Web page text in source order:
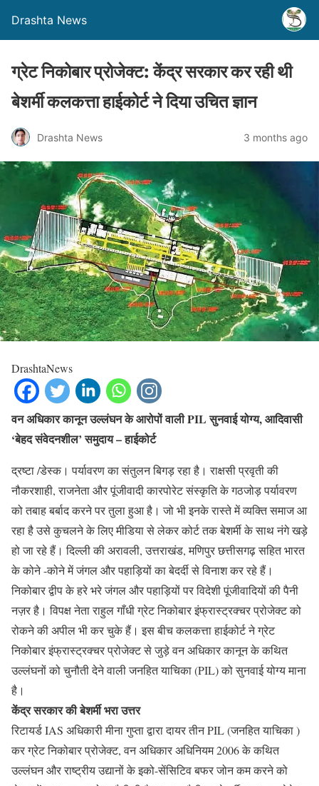
Drashta News
ग्रेट निकोबार प्रोजेक्ट: केंद्र सरकार कर रही थी
बेशर्मी कलकत्ता हाईकोर्ट ने दिया उचित ज्ञान
Drashta News 3 months ago
DrashtaNews
वन अधिकार कानून उल्लंघन के आरोपों वाली PIL सुनवाई योग्य, आदिवासी
‘बेहद संवेदनशील’ समुदाय – हाईकोर्ट
द्रष्टा /डेस्क। पर्यावरण का संतुलन बिगड़ रहा है। राक्षसी प्रवृती की
नौकरशाही, राजनेता और पूंजीवादी कारपोरेट संस्कृति के गठजोड़ पर्यावरण
को तबाह बर्बाद करने पर तुला हुआ है। जो भी इनके रास्ते में व्यक्ति समाज आ
रहा है उसे कुचलने के लिए मीडिया से लेकर कोर्ट तक बेशर्मी के साथ नंगे खड़े
हो जा रहे हैं। दिल्ली की अरावली, उत्तराखंड, मणिपुर छत्तीसगढ़ सहित भारत
के कोने -कोने में जंगल और पहाड़ियों का बेदर्दी से विनाश कर रहे हैं।
निकोबार द्वीप के हरे भरे जंगल और पहाड़ियों पर विदेशी पूंजीवादियों की पैनी
नज़र है। विपक्ष नेता राहुल गाँधी ग्रेट निकोबार इंफ्रास्ट्रक्चर प्रोजेक्ट को
रोकने की अपील भी कर चुके हैं। इस बीच कलकत्ता हाईकोर्ट ने ग्रेट
निकोबार इंफ्रास्ट्रक्चर प्रोजेक्ट से जुड़े वन अधिकार कानून के कथित
उल्लंघनों को चुनौती देने वाली जनहित याचिका (PIL) को सुनवाई योग्य माना
है।
केंद्र सरकार की बेशर्मी भरा उत्तर
रिटायर्ड IAS अधिकारी मीना गुप्ता द्वारा दायर तीन PIL (जनहित याचिका )
कर ग्रेट निकोबार प्रोजेक्ट, वन अधिकार अधिनियम 2006 के कथित
उल्लंघन और राष्ट्रीय उद्यानों के इको-सेंसिटिव बफर जोन कम करने को